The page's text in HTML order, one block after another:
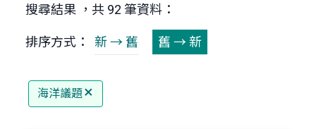
搜尋結果 ，共 92 筆資料：
排序方式： 新 → 舊 舊 → 新
海洋議題